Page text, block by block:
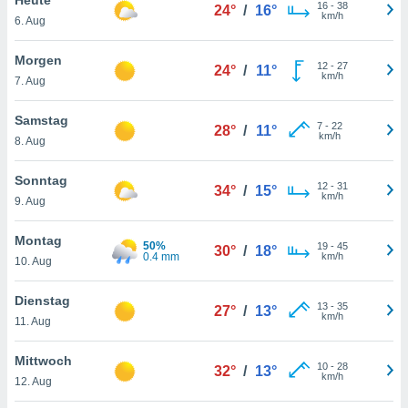
oder
Partner
es uns
das
der
Profil zu
Ihnen
finden
. Sie
jederzeit
Rand
6. Aug
24° / 16° 16- 38
km/h
Morgen
7. Aug
24° / 11° 12- 27
km/h
Samstag
8. Aug
28° / 11° 7- 22
km/h
Sonntag
9. Aug
34° / 15° 12- 31
km/h
Montag
10. Aug
50%
0.4 mm
30° / 18° 19- 45
km/h
Dienstag
11. Aug
27° / 13° 13- 35
km/h
Mittwoch
12. Aug
32° / 13° 10- 28
km/h